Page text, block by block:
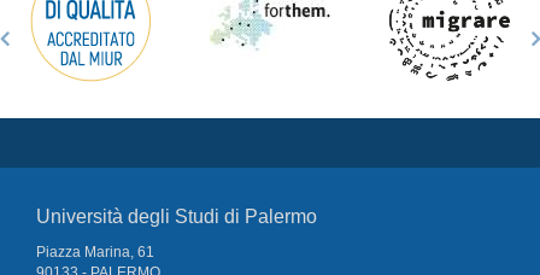
Università degli Studi di Palermo
Piazza Marina, 61